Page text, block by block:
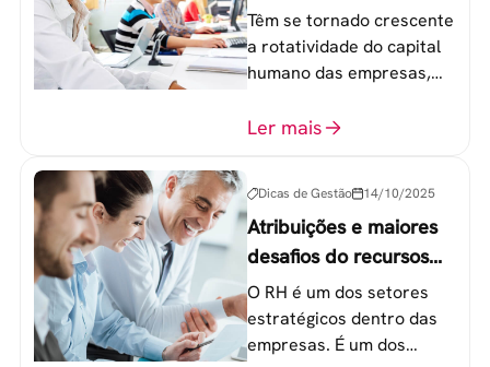
geração Y nas
empresas?
Têm se tornado crescente
a rotatividade do capital
humano das empresas,
colaboradores na faixa de
Ler mais
Dicas de Gestão 14/10/2025
Atribuições e maiores
desafios do recursos
humanos em uma
empresa
O RH é um dos setores
estratégicos dentro das
empresas. É um dos